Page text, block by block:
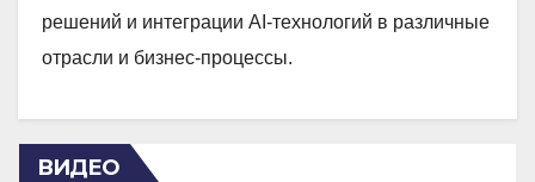
решений и интеграции AI-технологий в различные
отрасли и бизнес-процессы.
ВИДЕО